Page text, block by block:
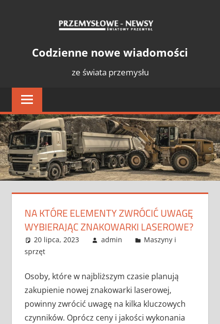
PrzemysłCodzienne nowe wiadomości
ze świata przemysłu
NA KTÓRE ELEMENTY ZWRÓCIĆ UWAGĘ
WYBIERAJĄC ZNAKOWARKI LASEROWE?
20 lipca, 2023 admin
Maszyny i
sprzęt
Osoby, które w najbliższym czasie planują
zakupienie nowej znakowarki laserowej,
powinny zwrócić uwagę na kilka kluczowych
czynników. Oprócz ceny i jakości wykonania